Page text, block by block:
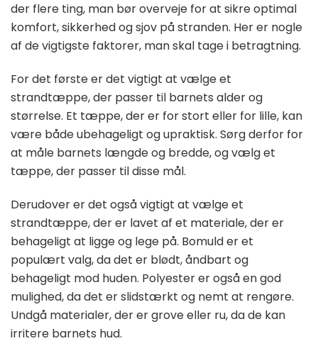
der flere ting, man bør overveje for at sikre optimal
komfort, sikkerhed og sjov på stranden. Her er nogle
af de vigtigste faktorer, man skal tage i betragtning.
For det første er det vigtigt at vælge et
strandtæppe, der passer til barnets alder og
størrelse. Et tæppe, der er for stort eller for lille, kan
være både ubehageligt og upraktisk. Sørg derfor for
at måle barnets længde og bredde, og vælg et
tæppe, der passer til disse mål.
Derudover er det også vigtigt at vælge et
strandtæppe, der er lavet af et materiale, der er
behageligt at ligge og lege på. Bomuld er et
populært valg, da det er blødt, åndbart og
behageligt mod huden. Polyester er også en god
mulighed, da det er slidstærkt og nemt at rengøre.
Undgå materialer, der er grove eller ru, da de kan
irritere barnets hud.